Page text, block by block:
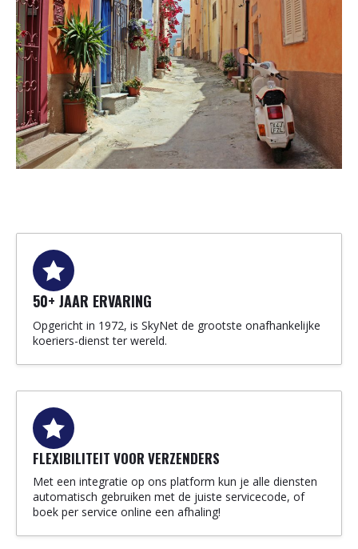
50+ JAAR ERVARING
Opgericht in 1972, is SkyNet de grootste onafhankelijke
koeriers-dienst ter wereld.
FLEXIBILITEIT VOOR VERZENDERS
Met een integratie op ons platform kun je alle diensten
automatisch gebruiken met de juiste servicecode, of
boek per service online een afhaling!